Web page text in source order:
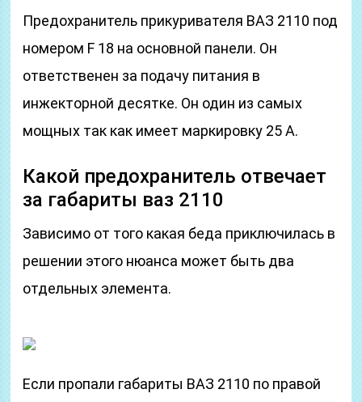
Предохранитель прикуривателя ВАЗ 2110 под
номером F 18 на основной панели. Он
ответственен за подачу питания в
инжекторной десятке. Он один из самых
мощных так как имеет маркировку 25 А.
Какой предохранитель отвечает
за габариты ваз 2110
Зависимо от того какая беда приключилась в
решении этого нюанса может быть два
отдельных элемента.
Если пропали габариты ВАЗ 2110 по правой